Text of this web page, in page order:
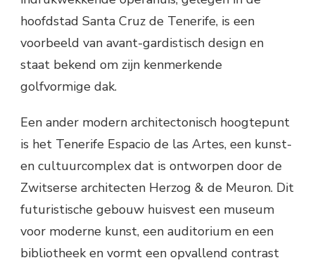
hoofdstad Santa Cruz de Tenerife, is een
voorbeeld van avant-gardistisch design en
staat bekend om zijn kenmerkende
golfvormige dak.
Een ander modern architectonisch hoogtepunt
is het Tenerife Espacio de las Artes, een kunst-
en cultuurcomplex dat is ontworpen door de
Zwitserse architecten Herzog & de Meuron. Dit
futuristische gebouw huisvest een museum
voor moderne kunst, een auditorium en een
bibliotheek en vormt een opvallend contrast